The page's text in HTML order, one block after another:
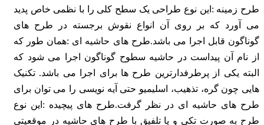
طرح زمینه :این نوع طراحی یک سطح کلی را با نظمی خاص پدید
می آورد که بر روی آن انواع نقوش برجسته در طرح های
گوناگون قابل اجرا می باشد.طرح های حاشیه ای :همان طور که
از نام آن پیداست در حاشیه سطوح گوناگون اجرا می شود که
البته یکی از پرطرفدارترین طرح ها برای اجرا می باشد. تکنیک
هایی چون گره، تذهیب، اسلیمیو حتی آیه نویسی را می توان برای
طرح های حاشیه ای در نظر گرفت.طرح های پیچیده :این نوع
طرح به صورت تکی و یا تلفیق با طرح های حاشیه در موقعیتی